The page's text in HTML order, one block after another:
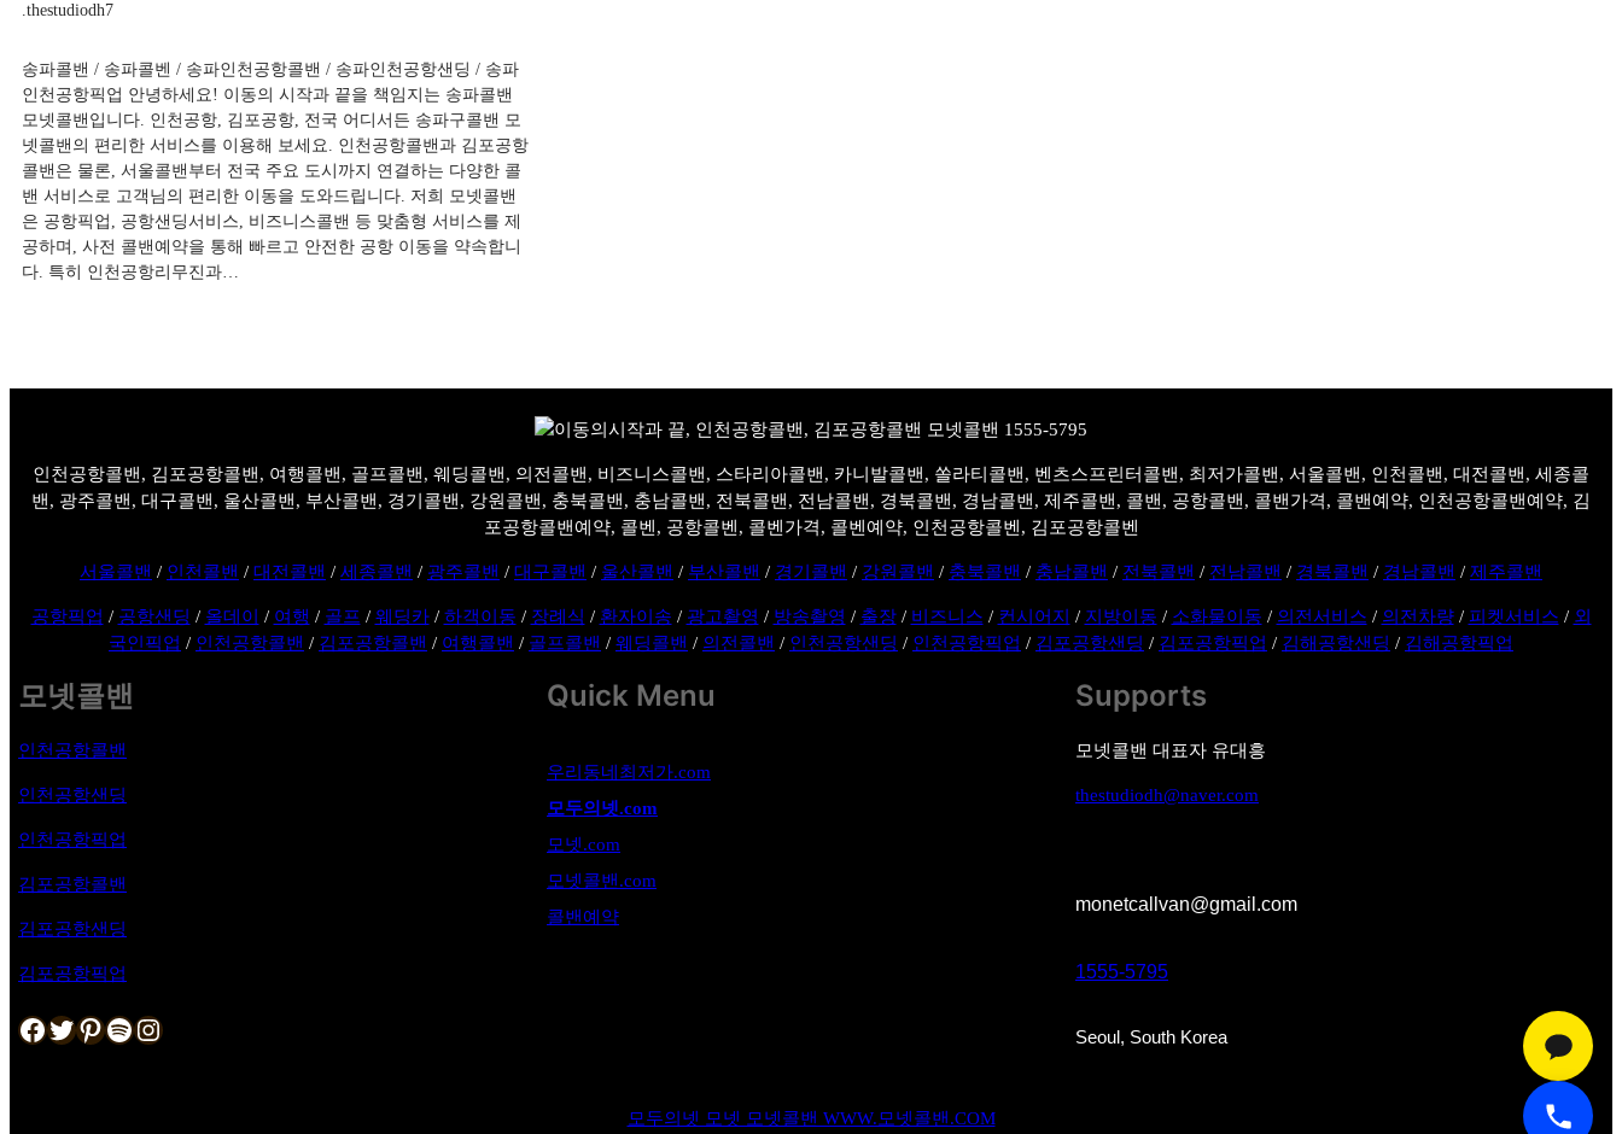
.thestudiodh7
송파콜밴 / 송파콜벤 / 송파인천공항콜밴 / 송파인천공항샌딩 / 송파
인천공항픽업 안녕하세요! 이동의 시작과 끝을 책임지는 송파콜밴
모넷콜밴입니다. 인천공항, 김포공항, 전국 어디서든 송파구콜밴 모
넷콜밴의 편리한 서비스를 이용해 보세요. 인천공항콜밴과 김포공항
콜밴은 물론, 서울콜밴부터 전국 주요 도시까지 연결하는 다양한 콜
밴 서비스로 고객님의 편리한 이동을 도와드립니다. 저희 모넷콜밴
은 공항픽업, 공항샌딩서비스, 비즈니스콜밴 등 맞춤형 서비스를 제
공하며, 사전 콜밴예약을 통해 빠르고 안전한 공항 이동을 약속합니
다. 특히 인천공항리무진과…
인천공항콜밴, 김포공항콜밴, 여행콜밴, 골프콜밴, 웨딩콜밴, 의전콜밴, 비즈니스콜밴, 스타리아콜밴, 카니발콜밴, 쏠라티콜밴, 벤츠스프린터콜밴, 최저가콜밴, 서울콜밴, 인천콜밴, 대전콜밴, 세종콜
밴, 광주콜밴, 대구콜밴, 울산콜밴, 부산콜밴, 경기콜밴, 강원콜밴, 충북콜밴, 충남콜밴, 전북콜밴, 전남콜밴, 경북콜밴, 경남콜밴, 제주콜밴, 콜밴, 공항콜밴, 콜밴가격, 콜밴예약, 인천공항콜밴예약, 김
포공항콜밴예약, 콜벤, 공항콜벤, 콜벤가격, 콜벤예약, 인천공항콜벤, 김포공항콜벤
서울콜밴 / 인천콜밴 / 대전콜밴 / 세종콜밴 / 광주콜밴 / 대구콜밴 / 울산콜밴 / 부산콜밴 / 경기콜밴 / 강원콜밴 / 충북콜밴 / 충남콜밴 / 전북콜밴 / 전남콜밴 / 경북콜밴 / 경남콜밴 / 제주콜밴
공항픽업 / 공항샌딩 / 올데이 / 여행 / 골프 / 웨딩카/ 하객이동 / 장례식 / 환자이송 / 광고촬영 / 방송촬영 / 출장/ 비즈니스 / 컨시어지 / 지방이동 / 소화물이동 / 의전서비스 / 의전차량/ 피켓서비스 / 외
국인픽업 / 인천공항콜밴 / 김포공항콜밴 / 여행콜밴 / 골프콜밴 / 웨딩콜밴 / 의전콜밴 / 인천공항샌딩 / 인천공항픽업 / 김포공항샌딩 / 김포공항픽업 / 김해공항샌딩 / 김해공항픽업
모넷콜밴
인천공항콜밴
인천공항샌딩
인천공항픽업
김포공항콜밴
김포공항샌딩
김포공항픽업
Facebook Twitter Pinterest Spotify Instagram
Quick Menu
우리동네최저가.com
모두의넷.com
모넷.com
모넷콜밴.com
콜밴예약
Supports
모넷콜밴 대표자 유대흥
thestudiodh@naver.com
monetcallvan@gmail.com
1555-5795
Seoul, South Korea
모두의넷 모넷 모넷콜밴 WWW.모넷콜밴.COM